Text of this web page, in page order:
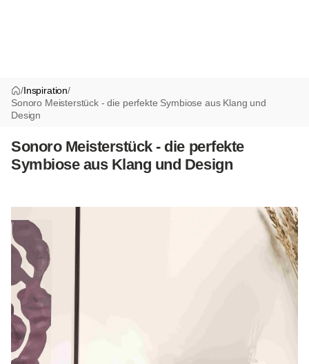
/Inspiration/
Sonoro Meisterstück - die perfekte Symbiose aus Klang und
Design
Sonoro Meisterstück - die perfekte
Symbiose aus Klang und Design